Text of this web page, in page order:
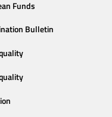
Funds
Bulletin